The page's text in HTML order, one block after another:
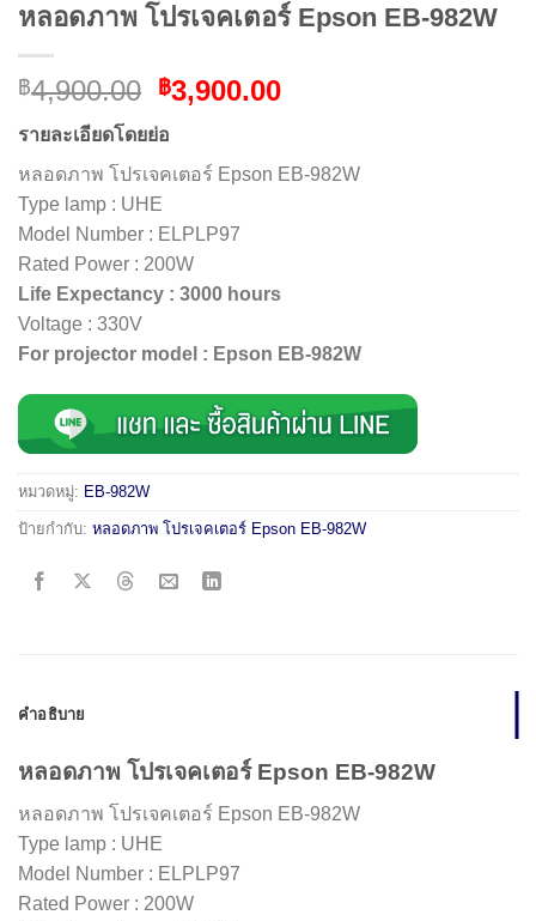
หลอดภาพ โปรเจคเตอร์ Epson EB-982W
฿4,900.00 Original
price
was:
฿4,900.00.
฿3,900.00Current
฿3,900.00.
รายละเอียดโดยย่อ
หลอดภาพ โปรเจคเตอร์ Epson EB-982W
Type lamp : UHE
Model Number : ELPLP97
Rated Power : 200W
Life Expectancy : 3000 hours
Voltage : 330V
For projector model : Epson EB-982W
หมวดหมู่: EB-982W
ป้ายกำกับ: หลอดภาพ โปรเจคเตอร์ Epson EB-982W
คำอธิบาย
หลอดภาพ โปรเจคเตอร์ Epson EB-982W
หลอดภาพ โปรเจคเตอร์ Epson EB-982W
Type lamp : UHE
Model Number : ELPLP97
Rated Power : 200W